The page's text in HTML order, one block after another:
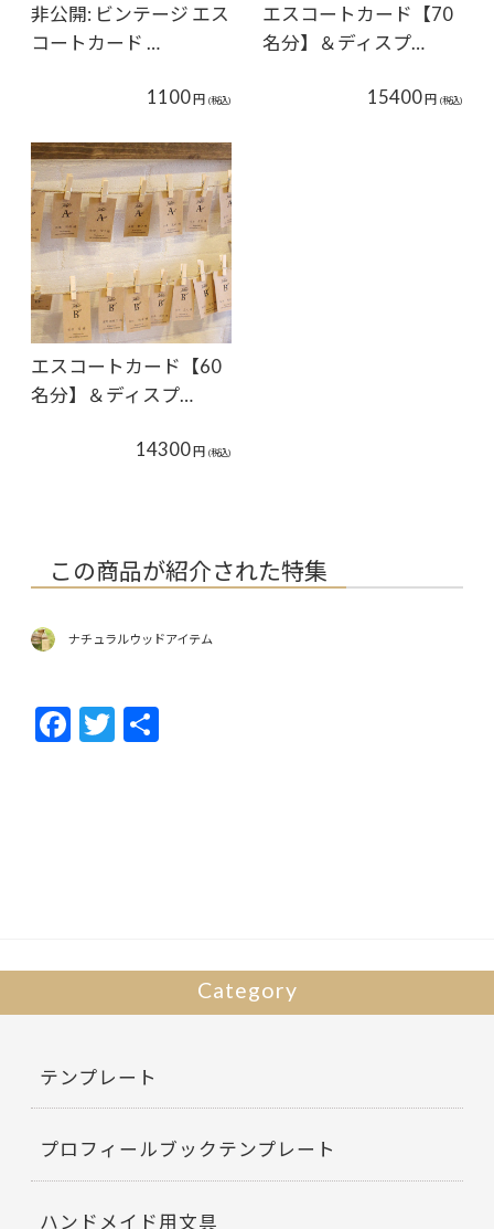
非公開: ビンテージ エス
コートカード …
1100円 (税込)
エスコートカード【70
名分】＆ディスプ…
15400円 (税込)
エスコートカード【60
名分】＆ディスプ…
14300円 (税込)
この商品が紹介された特集
ナチュラルウッドアイテム
F
T
Category
テンプレート
プロフィールブックテンプレート
ハンドメイド用文具